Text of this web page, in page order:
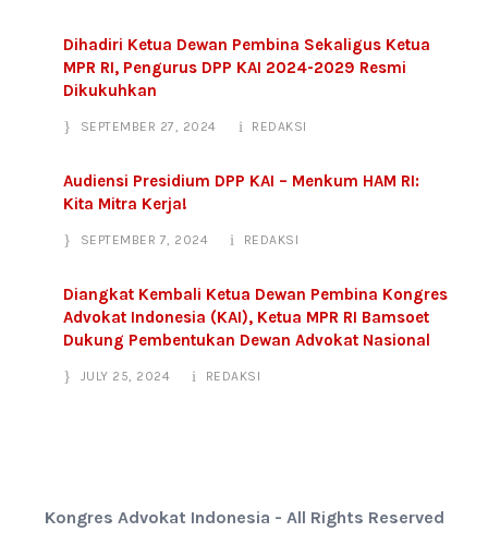
Dihadiri Ketua Dewan Pembina Sekaligus Ketua
MPR RI, Pengurus DPP KAI 2024-2029 Resmi
Dikukuhkan
SEPTEMBER 27, 2024 REDAKSI
Audiensi Presidium DPP KAI – Menkum HAM RI:
Kita Mitra Kerja!
SEPTEMBER 7, 2024 REDAKSI
Diangkat Kembali Ketua Dewan Pembina Kongres
Advokat Indonesia (KAI), Ketua MPR RI Bamsoet
Dukung Pembentukan Dewan Advokat Nasional
JULY 25, 2024 REDAKSI
Kongres Advokat Indonesia - All Rights Reserved